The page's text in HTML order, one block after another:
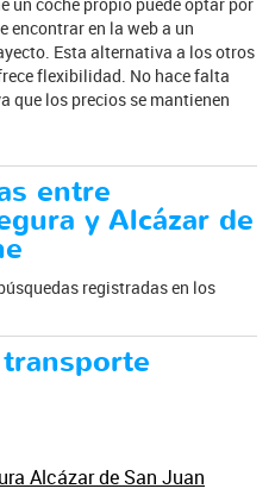
encontrar en la web a un
Esta alternativa a los otros
flexibilidad. No hace falta
que los precios se mantienen
entre
y Alcázar de
registradas en los
Alcázar de San Juan